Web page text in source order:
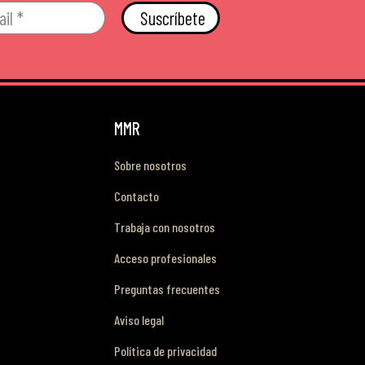
Suscríbete
MMR
Sobre nosotros
Contacto
Trabaja con nosotros
Acceso profesionales
Preguntas frecuentes
Aviso legal
Política de privacidad